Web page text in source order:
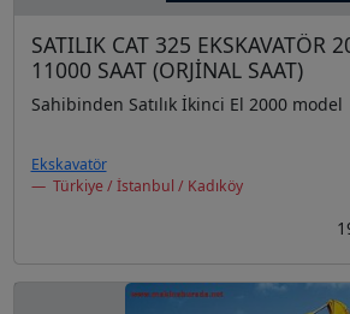
SATILIK CAT 325 EKSKAVATÖR
11000 SAAT (ORJİNAL SAAT)
Sahibinden Satılık İkinci El 2000 model
Ekskavatör
Türkiye / İstanbul / Kadıköy